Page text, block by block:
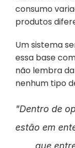
consumo
produtos
Um sistema
essa base
não lembra
nenhum tipo
"Dentro de
estão em
que